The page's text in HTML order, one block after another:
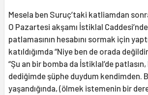
Mesela ben Suruç’taki katliamdan
O Pazartesi akşamı İstiklal
patlamasının hesabını sormak için
katıldığımda “Niye ben de orada
“Şu an bir bomba da İstiklal’de
dediğimde şüphe duydum kendimden.
yaşandığında, (ölmek istemenin bir